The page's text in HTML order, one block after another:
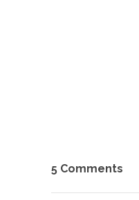
5 Comments